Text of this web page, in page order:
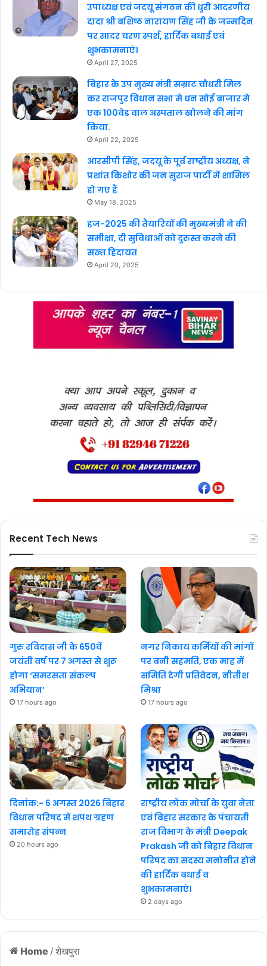
Home / शेखपुरा
उपाध्यक्ष एवं जदयू संगठन की धुरी आदरणीय
दादा श्री बशिष्ठ नारायण सिंह जी के जन्मदिन
पर सादर चरण स्पर्श, हार्दिक बधाई एवं
शुभकामनाएं।
April 27, 2025
बिहार के उप मुख्य मंत्री सम्राट चौधरी मिल
कर राजपुर विधान सभा मे धन सोई बाजार मे
एक 100वेड वाल अस्पताल खोलने की मांग
किया.
April 22, 2025
आरसीपी सिंह, जदयू के पूर्व राष्ट्रीय अध्यक्ष, ने
प्रशांत किशोर की जन सुराज पार्टी में शामिल
हो गए हैं
May 18, 2025
हज-2025 की तैयारियों की मुख्यमंत्री ने की
समीक्षा, दी सुविधाओं को दुरुस्त करने की
सख्त हिदायत
April 20, 2025
Recent Tech News
गुरु रविदास जी के 650वें
जयंती वर्ष पर 7 अगस्त से शुरू
होगा ‘समरसता संकल्प
अभियान’
17 hours ago
नगर निकाय कर्मियों की मांगों
पर बनी सहमति, एक माह में
समिति देगी प्रतिवेदन, नीतीश
मिश्रा
17 hours ago
दिनांक:- 6 अगस्त 2026 बिहार
विधान परिषद में शपथ ग्रहण
समारोह संपन्न
20 hours ago
राष्ट्रीय लोक मोर्चा के युवा नेता
एवं बिहार सरकार के पंचायती
राज विभाग के मंत्री Deepak
Prakash जी को बिहार विधान
परिषद का सदस्य मनोनीत होने
की हार्दिक बधाई व
शुभकामनाएं।
2 days ago